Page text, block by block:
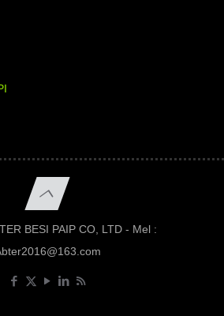
BESI PAIP CO, LTD - Mel :